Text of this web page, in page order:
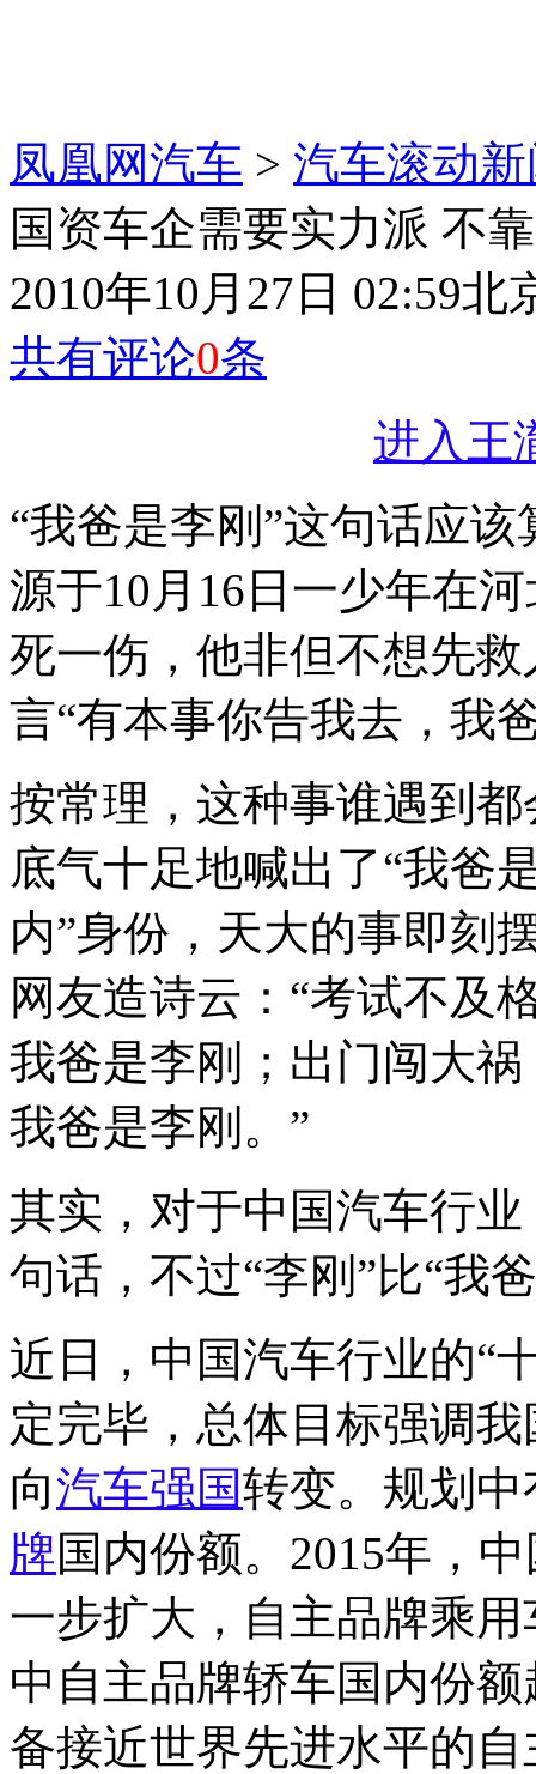
凤凰网汽车 > 汽车滚动
国资车企需要实力派 不
2010年10月27日 02:59北
共有评论0条
进入王
“我爸是李刚”这句话应
源于10月16日一少年在
死一伤，他非但不想先
言“有本事你告我去，我
按常理，这种事谁遇到
底气十足地喊出了“我爸
内”身份，天大的事即刻
网友造诗云：“考试不及
我爸是李刚；出门闯大
我爸是李刚。”
其实，对于中国汽车行
句话，不过“李刚”比“我
近日，中国汽车行业的“
定完毕，总体目标强调
向汽车强国转变。规划
牌国内份额。2015年，
一步扩大，自主品牌乘
中自主品牌轿车国内份
备接近世界先进水平的